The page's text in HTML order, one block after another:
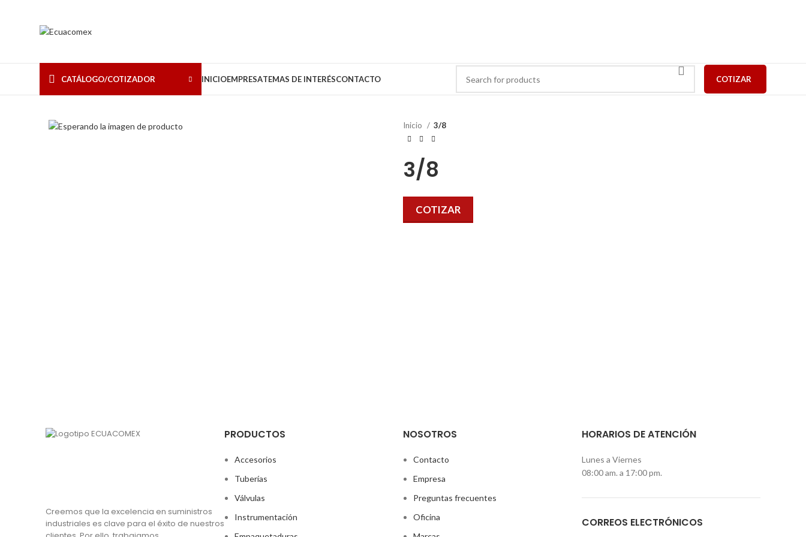
CATÁLOGO/COTIZADOR INICIOEMPRESATEMAS DE INTERÉSCONTACTO COTIZAR
Inicio 3/8
3/8
COTIZAR
Creemos que la excelencia en suministros
industriales es clave para el éxito de nuestros
PRODUCTOS
Accesorios
Tuberías
Válvulas
Instrumentación
NOSOTROS
Contacto
Empresa
Preguntas frecuentes
Oficina
HORARIOS DE ATENCIÓN
Lunes a Viernes
08:00 am. a 17:00 pm.
CORREOS ELECTRÓNICOS